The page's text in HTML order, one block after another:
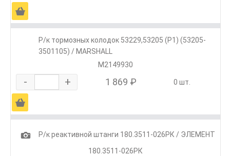
Ä
Р/к тормозных колодок 53229,53205 (Р1) (53205-
3501105) / MARSHALL
M2149930
- + 1 869 ₽ 0 шт.
Ä
1
Р/к реактивной штанги 180.3511-026РК / ЭЛЕМЕНТ
180.3511-026РК